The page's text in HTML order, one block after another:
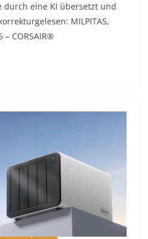
durch eine KI übersetzt und
MILPITAS,
CORSAIR®